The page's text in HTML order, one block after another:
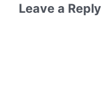
Leave a Reply